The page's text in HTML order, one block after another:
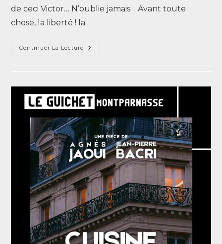
de ceci Victor… N’oublie jamais… Avant toute
chose, la liberté ! la…
Continuer La Lecture